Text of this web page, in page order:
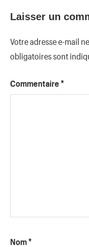
Laisser un
Votre adresse e-mail
obligatoires sont
Commentaire *
Nom*